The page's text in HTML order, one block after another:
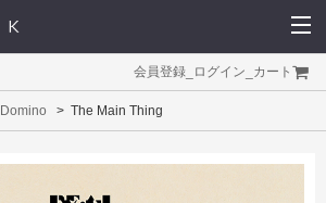
会員登録 ログイン カート
Domino The Main Thing